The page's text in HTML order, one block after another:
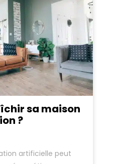
sa maison
?
artificielle peut